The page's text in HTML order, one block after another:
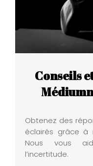
Conseils
Obtenez des
éclairés grâce à
Nous vous
l’incertitude.